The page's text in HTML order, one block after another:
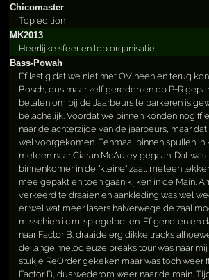
Chicomaster
Top edition
MK2013
Heerlijke sfeer en top organisatie
Bass-Powah
Ff lastig dat we niet met OV heen en terug
Bosch, dus maar zelf gereden en op P+R
betalen om bij de Jaarbeurs te parkeren is
belachelijk. Voordat we binnen konden nog ff
naar de achterzijde van de jaarbeurs, maar
wel voorgekomen. Eenmaal binnen spullen in
meteen naar Ciaran McAuley gegaan. Dat
binnenkomer in de "kleine" zaal, meteen
mee gepakt en toen gaan kijken in de Main.
verkeerd te draaien en aankleding was wel
er wel wat meer lasers halverwege de zaal
misschien i.c.m. spiegelbollen. Ff genoten en
naar Factor B. draaide erg dikke tracks
de lange melodieuze breaks tour was naar
stukje ReOrder gekeken maar was toch weer
Factor B, dus wederom weer naar de main.